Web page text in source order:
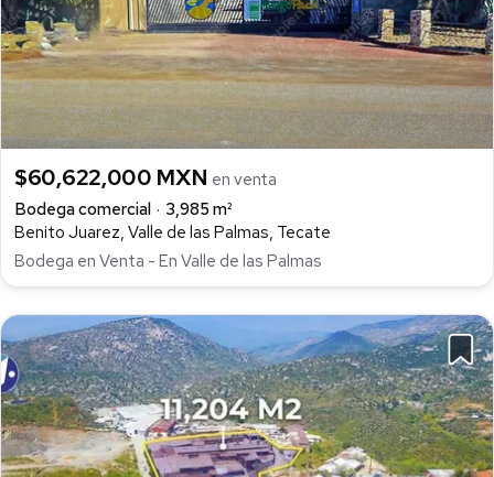
$60,622,000 MXN en venta
Bodega comercial
3,985 m²
Benito Juarez, Valle de las Palmas, Tecate
Bodega en Venta - En Valle de las Palmas